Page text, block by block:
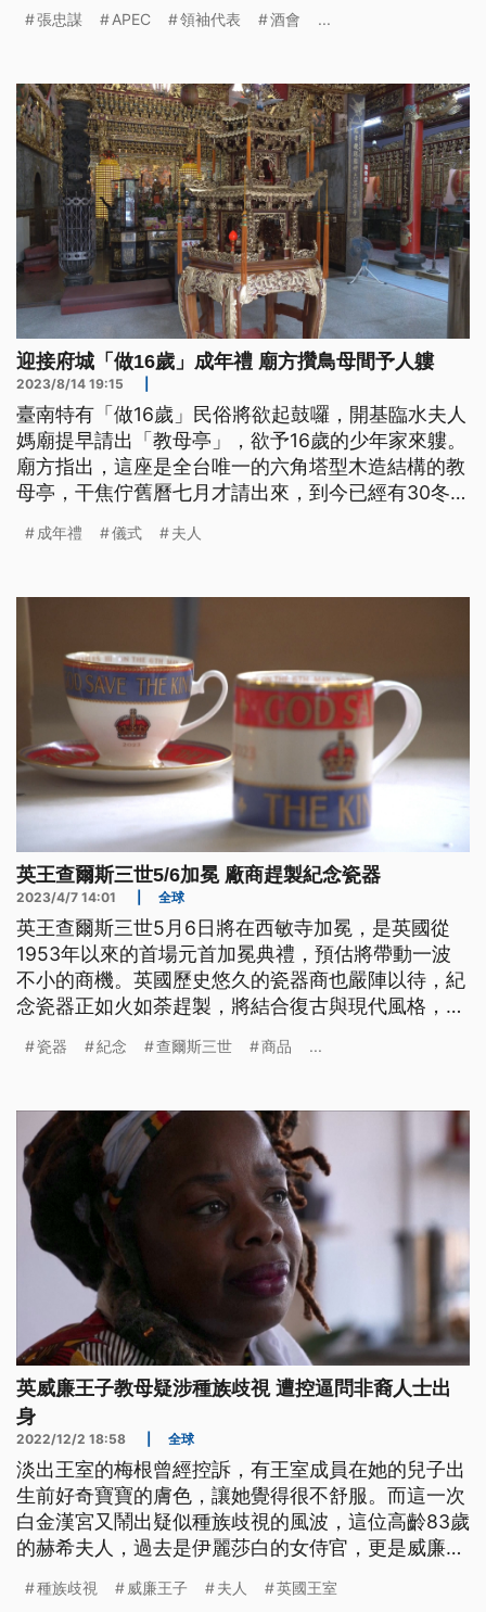
萱、吳嘉堡來自現場的報導。
張忠謀 APEC 領袖代表 酒會 ...
迎接府城「做16歲」成年禮 廟方攢鳥母間予人軁
2023/8/14 19:15
臺南特有「做16歲」民俗將欲起鼓囉，開基臨水夫人
媽廟提早請出「教母亭」，欲予16歲的少年家來軁。
廟方指出，這座是全台唯一的六角塔型木造結構的教
母亭，干焦佇舊曆七月才請出來，到今已經有30冬的
成年禮 儀式 夫人
英王查爾斯三世5/6加冕 廠商趕製紀念瓷器
2023/4/7 14:01 全球
英王查爾斯三世5月6日將在西敏寺加冕，是英國從
1953年以來的首場元首加冕典禮，預估將帶動一波
不小的商機。英國歷史悠久的瓷器商也嚴陣以待，紀
念瓷器正如火如荼趕製，將結合復古與現代風格，呼
久的傳統」。
瓷器 紀念 查爾斯三世 商品 ...
英威廉王子教母疑涉種族歧視 遭控逼問非裔人士出
身
2022/12/2 18:58 全球
淡出王室的梅根曾經控訴，有王室成員在她的兒子出
生前好奇寶寶的膚色，讓她覺得很不舒服。而這一次
白金漢宮又鬧出疑似種族歧視的風波，這位高齡83歲
的赫希夫人，過去是伊麗莎白的女侍官，更是威廉王
她碰到一位黑人慈善機構的創辦人富拉尼，開口就問
種族歧視 威廉王子 夫人 英國王室